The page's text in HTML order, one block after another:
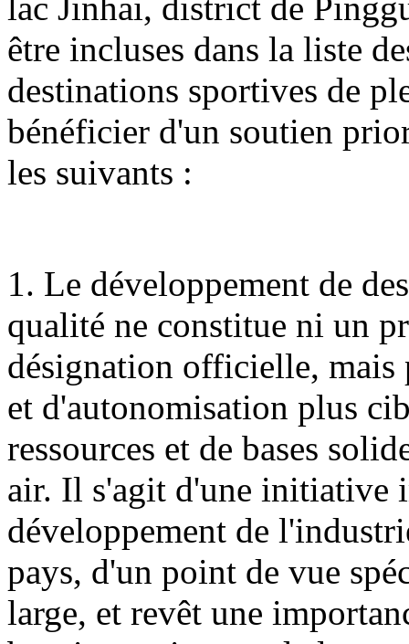
être incluses dans la liste
destinations sportives de
bénéficier d'un soutien
les suivants :
1. Le développement de
qualité ne constitue ni un
désignation officielle, mais
et d'autonomisation plus
ressources et de bases
air. Il s'agit d'une initiative
développement de
pays, d'un point de vue
large, et revêt une